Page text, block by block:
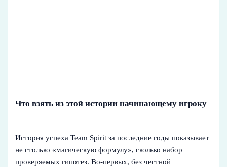
Что взять из этой истории начинающему игроку
История успеха Team Spirit за последние годы показывает
не столько «магическую формулу», сколько набор
проверяемых гипотез. Во‑первых, без честной